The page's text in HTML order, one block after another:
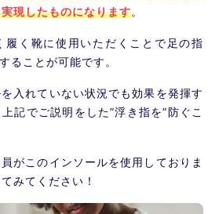
現したものになります。
履く靴に使用いただくことで足の指
ることが可能です。
入れていない状況でも効果を発揮す
記でご説明をした”浮き指を”防ぐこ
がこのインソールを使用しておりま
みてください！